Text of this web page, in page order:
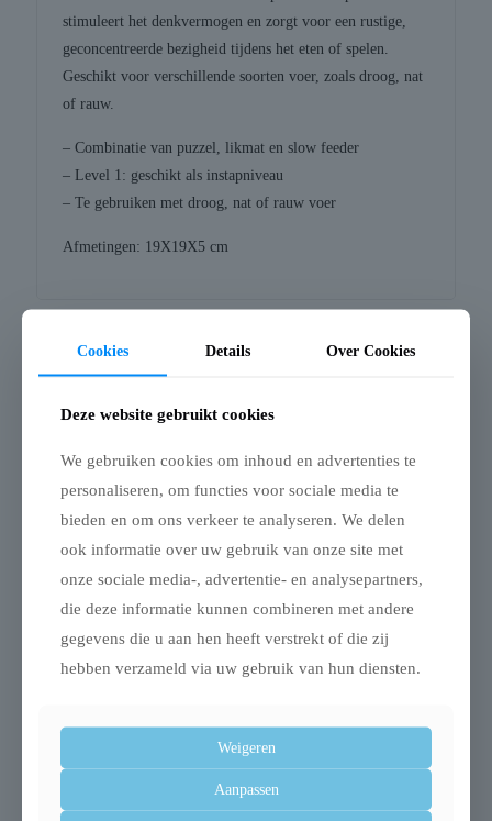
stimuleert het denkvermogen en zorgt voor een rustige,
geconcentreerde bezigheid tijdens het eten of spelen.
Geschikt voor verschillende soorten voer, zoals droog, nat
of rauw.
– Combinatie van puzzel, likmat en slow feeder
– Level 1: geschikt als instapniveau
– Te gebruiken met droog, nat of rauw voer
Afmetingen: 19X19X5 cm
Gerelateerde producten
Uitverkocht
Trixie sofa mand
Trixie hondendeken
kenny fleece bot /
Cookies Details Over Cookies
Deze website gebruikt cookies
We gebruiken cookies om inhoud en advertenties te
personaliseren, om functies voor sociale media te
bieden en om ons verkeer te analyseren. We delen
ook informatie over uw gebruik van onze site met
onze sociale media-, advertentie- en analysepartners,
die deze informatie kunnen combineren met andere
gegevens die u aan hen heeft verstrekt of die zij
hebben verzameld via uw gebruik van hun diensten.
Weigeren
Aanpassen